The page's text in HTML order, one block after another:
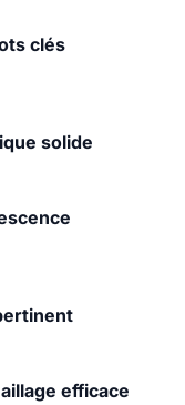
clés
solide
efficace